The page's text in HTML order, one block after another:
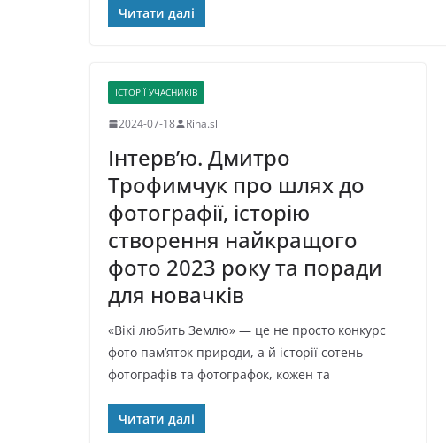
Читати далі
ІСТОРІЇ УЧАСНИКІВ
2024-07-18 Rina.sl
Інтерв’ю. Дмитро
Трофимчук про шлях до
фотографії, історію
створення найкращого
фото 2023 року та поради
для новачків
«Вікі любить Землю» — це не просто конкурс
фото пам’яток природи, а й історії сотень
фотографів та фотографок, кожен та
Читати далі